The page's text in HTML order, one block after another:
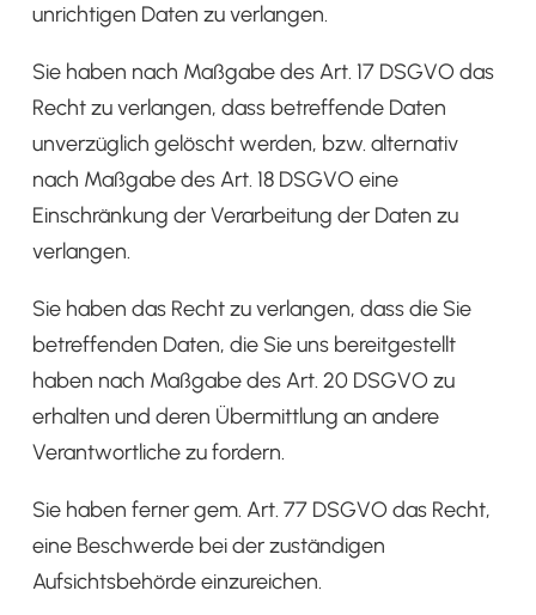
unrichtigen Daten zu verlangen.
Sie haben nach Maßgabe des Art. 17 DSGVO das
Recht zu verlangen, dass betreffende Daten
unverzüglich gelöscht werden, bzw. alternativ
nach Maßgabe des Art. 18 DSGVO eine
Einschränkung der Verarbeitung der Daten zu
verlangen.
Sie haben das Recht zu verlangen, dass die Sie
betreffenden Daten, die Sie uns bereitgestellt
haben nach Maßgabe des Art. 20 DSGVO zu
erhalten und deren Übermittlung an andere
Verantwortliche zu fordern.
Sie haben ferner gem. Art. 77 DSGVO das Recht,
eine Beschwerde bei der zuständigen
Aufsichtsbehörde einzureichen.